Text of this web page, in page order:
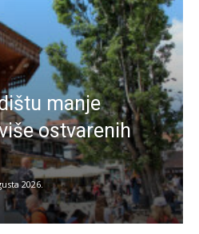
manje
ostvarenih
2026.